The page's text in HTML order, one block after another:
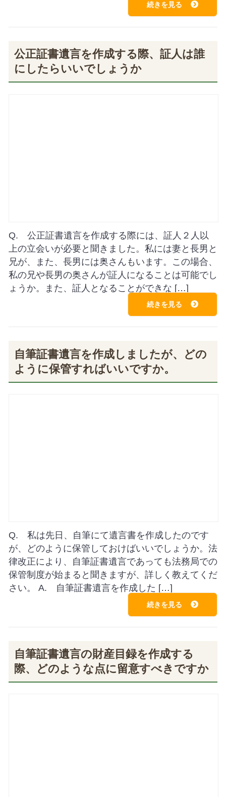
続きを見る
公正証書遺言を作成する際、証人は誰
にしたらいいでしょうか
Q. 公正証書遺言を作成する際には、証人２人以
上の立会いが必要と聞きました。私には妻と長男と
兄が、また、長男には奥さんもいます。この場合、
私の兄や長男の奥さんが証人になることは可能でし
ょうか。また、証人となることができな […]
続きを見る
自筆証書遺言を作成しましたが、どの
ように保管すればいいですか。
Q. 私は先日、自筆にて遺言書を作成したのです
が、どのように保管しておけばいいでしょうか。法
律改正により、自筆証書遺言であっても法務局での
保管制度が始まると聞きますが、詳しく教えてくだ
さい。 A. 自筆証書遺言を作成した […]
続きを見る
自筆証書遺言の財産目録を作成する
際、どのような点に留意すべきですか